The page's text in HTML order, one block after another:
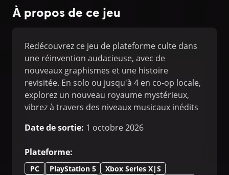
À propos de ce jeu
Redécouvrez ce jeu de plateforme culte dans
une réinvention audacieuse, avec de
nouveaux graphismes et une histoire
revisitée. En solo ou jusqu'à 4 en co-op locale,
explorez un nouveau royaume mystérieux,
vibrez à travers des niveaux musicaux inédits
Rayman Origins: Enhanced Edition.
Date de sortie: 1 octobre 2026
Plateforme:
PC PlayStation 5
Xbox Series X|S